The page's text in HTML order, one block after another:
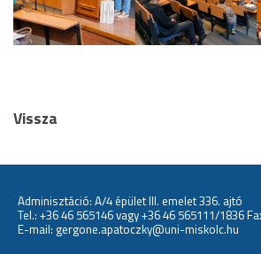
Vissza
Adminisztáció: A/4 épület III. emelet 336. ajtó
Tel.: +36 46 565146vagy+36 46 565111/1836
E-mail: gergone.apatoczky@uni-miskolc.hu